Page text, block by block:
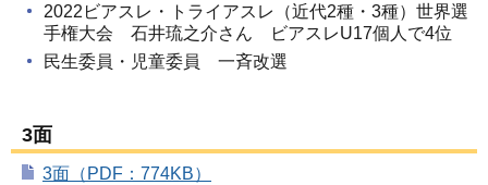
2022ビアスレ・トライアスレ（近代2種・3種）世界選
手権大会 石井琉之介さん ビアスレU17個人で4位
民生委員・児童委員 一斉改選
3面
3面（PDF：774KB）